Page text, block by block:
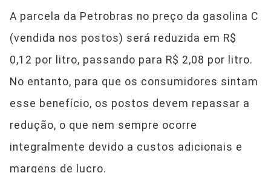
A parcela da Petrobras no preço da gasolina C
(vendida nos postos) será reduzida em R$
0,12 por litro, passando para R$ 2,08 por litro.
No entanto, para que os consumidores sintam
esse benefício, os postos devem repassar a
redução, o que nem sempre ocorre
integralmente devido a custos adicionais e
margens de lucro.